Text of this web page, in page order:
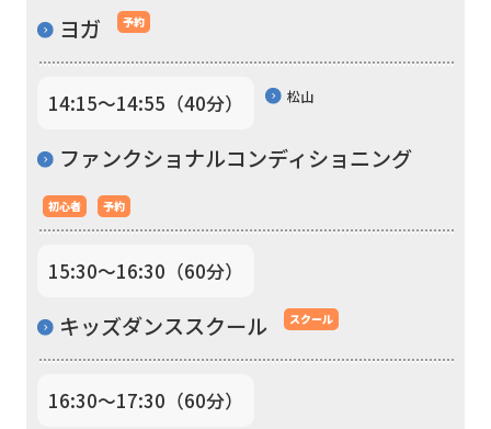
ヨガ 予約
14:15〜14:55（40分） 松山
ファンクショナルコンディショニング
初心者 予約
15:30〜16:30（60分）
キッズダンススクール スクール
16:30〜17:30（60分）
automatic
to
to
page.
However,